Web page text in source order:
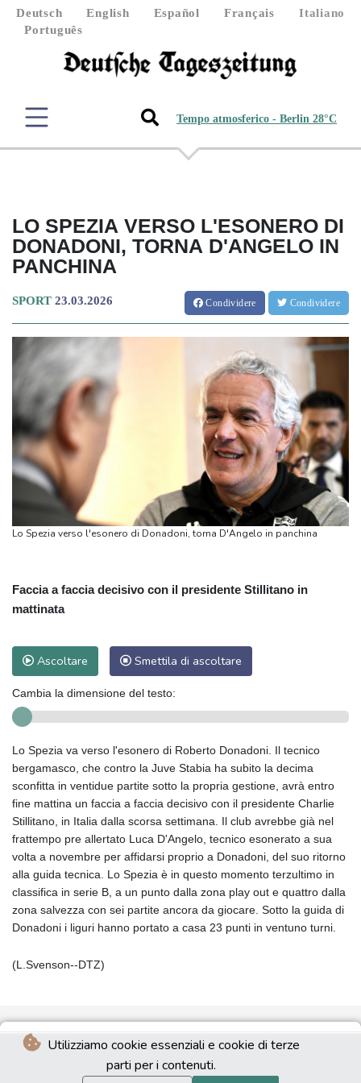
Utilizziamo cookie essenziali e cookie di terze
parti per i contenuti.
Deutsch English Español Français
Italiano
Português
Tempo atmosferico - Berlin 28°C
LO SPEZIA VERSO L'ESONERO DI
DONADONI, TORNA D'ANGELO IN
PANCHINA
SPORT 23.03.2026 Condividere Condividere
Lo Spezia verso l'esonero di Donadoni, torna D'Angelo in panchina
Faccia a faccia decisivo con il presidente Stillitano in
mattinata
Ascoltare Smettila di ascoltare
Cambia la dimensione del testo:
Lo Spezia va verso l'esonero di Roberto Donadoni. Il tecnico
bergamasco, che contro la Juve Stabia ha subito la decima
sconfitta in ventidue partite sotto la propria gestione, avrà entro
fine mattina un faccia a faccia decisivo con il presidente Charlie
Stillitano, in Italia dalla scorsa settimana. Il club avrebbe già nel
frattempo pre allertato Luca D'Angelo, tecnico esonerato a sua
volta a novembre per affidarsi proprio a Donadoni, del suo ritorno
alla guida tecnica. Lo Spezia è in questo momento terzultimo in
classifica in serie B, a un punto dalla zona play out e quattro dalla
zona salvezza con sei partite ancora da giocare. Sotto la guida di
Donadoni i liguri hanno portato a casa 23 punti in ventuno turni.
(L.Svenson--DTZ)